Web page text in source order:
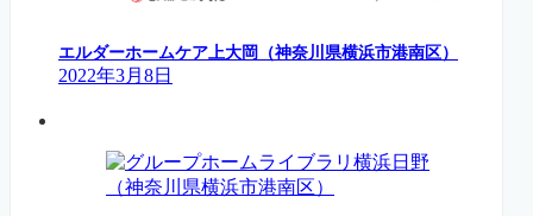
エルダーホームケア上大岡（神奈川県横浜市港南区）
2022年3月8日